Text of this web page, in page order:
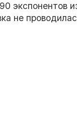
экспонентов
не